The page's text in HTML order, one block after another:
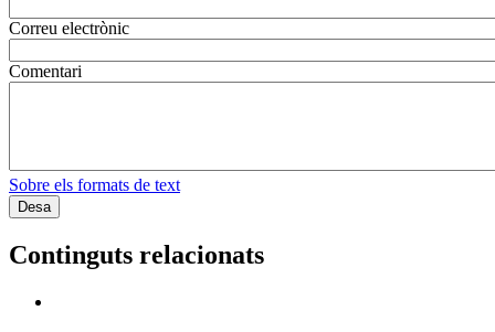
Correu electrònic
Comentari
Sobre els formats de text
Continguts relacionats